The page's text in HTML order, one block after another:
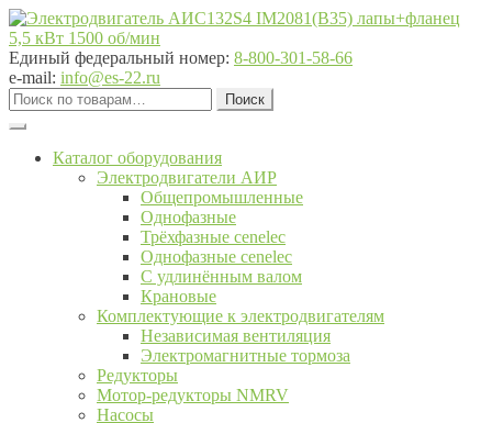
Перейти
к
навигации
Перейти
к
содержимому
Единый федеральный номер: 8-800-301-58-66
e-mail: info@es-22.ru
Искать:
Поиск
Каталог оборудования
Электродвигатели АИР
Общепромышленные
Однофазные
Трёхфазные cenelec
Однофазные cenelec
С удлинённым валом
Крановые
Комплектующие к электродвигателям
Независимая вентиляция
Электромагнитные тормоза
Редукторы
Мотор-редукторы NMRV
Насосы